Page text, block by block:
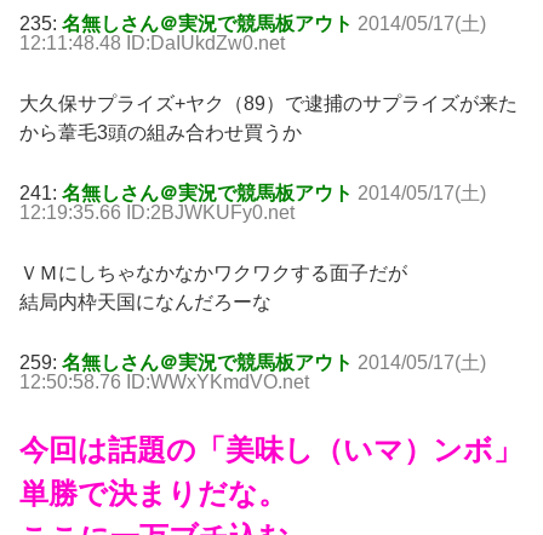
235: 名無しさん＠実況で競馬板アウト 2014/05/17(土)
12:11:48.48 ID:DaIUkdZw0.net
大久保サプライズ+ヤク（89）で逮捕のサプライズが来た
から葦毛3頭の組み合わせ買うか
241: 名無しさん＠実況で競馬板アウト 2014/05/17(土)
12:19:35.66 ID:2BJWKUFy0.net
ＶＭにしちゃなかなかワクワクする面子だが
結局内枠天国になんだろーな
259: 名無しさん＠実況で競馬板アウト 2014/05/17(土)
12:50:58.76 ID:WWxYKmdVO.net
今回は話題の「美味し（いマ）ンボ」
単勝で決まりだな。